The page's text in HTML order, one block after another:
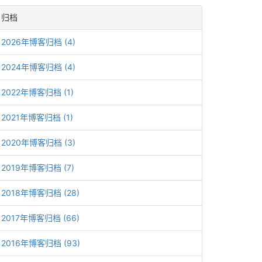
归档
2026年博客归档 (4)
2024年博客归档 (4)
2022年博客归档 (1)
2021年博客归档 (1)
2020年博客归档 (3)
2019年博客归档 (7)
2018年博客归档 (28)
2017年博客归档 (66)
2016年博客归档 (93)